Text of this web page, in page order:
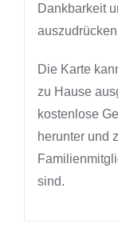
Dankbarkeit
Die Karte
zu Hause
kostenlose
herunter und
sind.